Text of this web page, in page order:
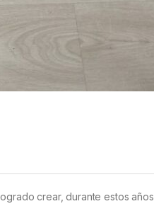
crear, durante estos años,